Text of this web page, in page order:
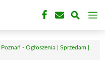
Poznań - Ogłoszenia | Sprzedam |